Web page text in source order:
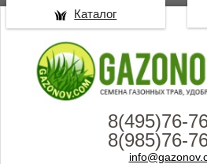
8(495)76-
8(985)76-
Каталог